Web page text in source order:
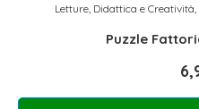
Letture, Didattica e Creatività
Puzzle